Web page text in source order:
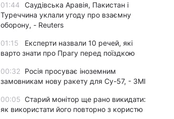
01:44
Саудівська Аравія, Пакистан і
Туреччина уклали угоду про взаємну
оборону, - Reuters
01:15
Експерти назвали 10 речей, які
варто знати про Прагу перед поїздкою
00:32
Росія просуває іноземним
замовникам нову ракету для Су-57, - ЗМІ
00:05 Старий монітор ще рано викидати:
як використати його повторно з користю